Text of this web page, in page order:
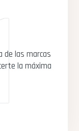
de las marcas
la máxima